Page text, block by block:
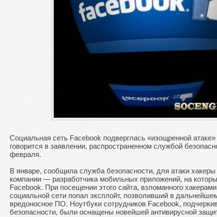
Социальная сеть Facebook подверглась «изощренной
говорится в заявлении, распространенном службой
февраля.
В январе, сообщила служба безопасности, для атаки хакеры
компании — разработчика мобильных приложений, на
Facebook. При посещении этого сайта, взломанного
социальной сети попал эксплойт, позволивший в
вредоносное ПО. Ноутбуки сотрудников Facebook,
безопасности, были оснащены новейшей антивирусной